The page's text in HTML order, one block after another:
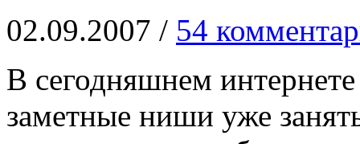
02.09.2007 / 54
В сегодняшнем
заметные ниши уже